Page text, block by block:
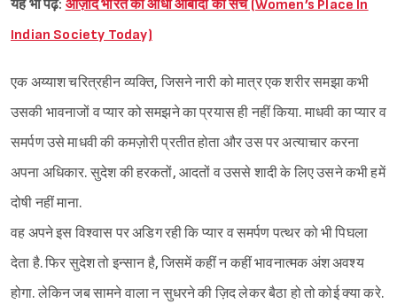
यह भी पढ़ें: आज़ाद भारत की आधी आबादी का सच (Women’s Place In
Indian Society Today)
एक अय्याश चरित्रहीन व्यक्ति, जिसने नारी को मात्र एक शरीर समझा कभी
उसकी भावनाजों व प्यार को समझने का प्रयास ही नहीं किया. माधवी का प्यार व
समर्पण उसे माधवी की कमज़ोरी प्रतीत होता और उस पर अत्याचार करना
अपना अधिकार. सुदेश की हरकतों, आदतों व उससे शादी के लिए उसने कभी हमें
दोषी नहीं माना.
वह अपने इस विश्वास पर अडिग रही कि प्यार व समर्पण पत्थर को भी पिघला
देता है. फिर सुदेश तो इन्सान है, जिसमें कहीं न कहीं भावनात्मक अंश अवश्य
होगा. लेकिन जब सामने वाला न सुधरने की ज़िद लेकर बैठा हो तो कोई क्या करे.